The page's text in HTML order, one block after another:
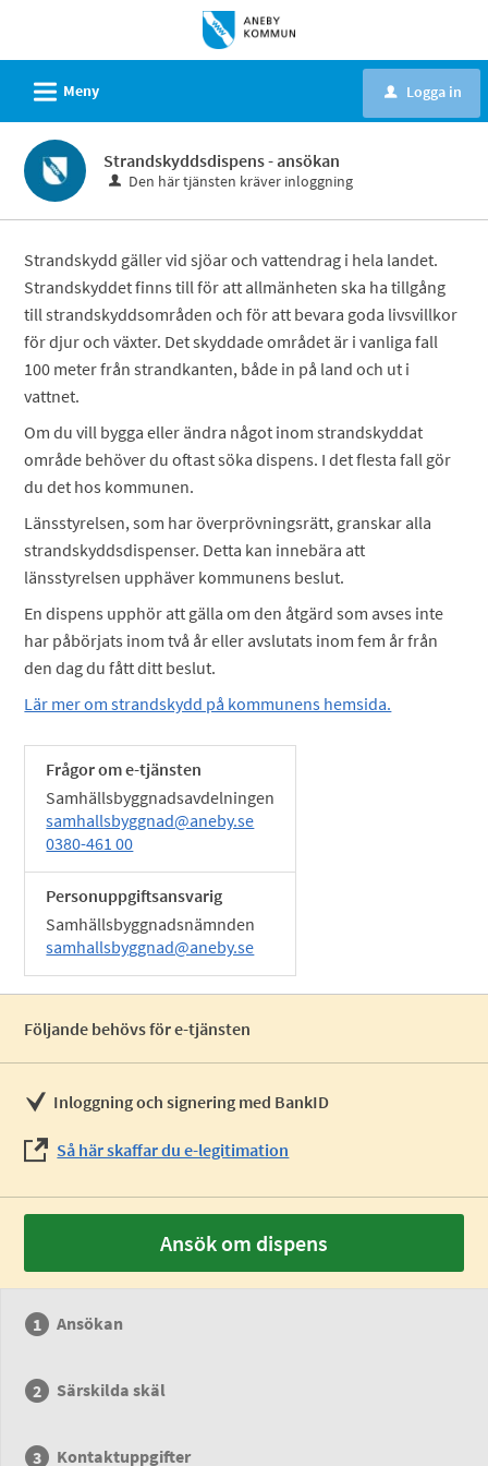
tjänster
Aneby
kommun
L Meny u Logga in
Strandskyddsdispens - ansökan
Den här tjänsten kräver inloggning
Strandskydd gäller vid sjöar och vattendrag i hela landet.
Strandskyddet finns till för att allmänheten ska ha tillgång
till strandskyddsområden och för att bevara goda livsvillkor
för djur och växter. Det skyddade området är i vanliga fall
100 meter från strandkanten, både in på land och ut i
vattnet.
Om du vill bygga eller ändra något inom strandskyddat
område behöver du oftast söka dispens. I det flesta fall gör
du det hos kommunen.
Länsstyrelsen, som har överprövningsrätt, granskar alla
strandskyddsdispenser. Detta kan innebära att
länsstyrelsen upphäver kommunens beslut.
En dispens upphör att gälla om den åtgärd som avses inte
har påbörjats inom två år eller avslutats inom fem år från
den dag du fått ditt beslut.
Lär mer om strandskydd på kommunens hemsida.
Frågor om e-tjänsten
Samhällsbyggnadsavdelningen
samhallsbyggnad@aneby.se
0380-461 00
Personuppgiftsansvarig
Samhällsbyggnadsnämnden
samhallsbyggnad@aneby.se
Följande behövs för e-tjänsten
Inloggning och signering med BankID
Så här skaffar du e-legitimation
Ansök om dispens
Ansökan
Särskilda skäl
Kontaktuppgifter